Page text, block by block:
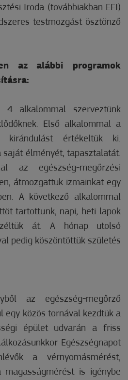
Iroda (továbbiakban EFI)
testmozgást ösztönző
az alábbi programok
4 alkalommal szerveztünk
Első alkalommal a
kirándulást értékeltük ki.
saját élményét, tapasztalatát.
az egészség-megőrzési
átmozgattuk izmainkat egy
A következő alkalommal
tartottunk, napi, heti lapok
át. A hónap utolsó
pedig köszöntöttük születés
az egészség-megőrző
egy közös tornával kezdtük a
épület udvarán a friss
Egészségnapot
a vérnyomásmérést,
is igénybe